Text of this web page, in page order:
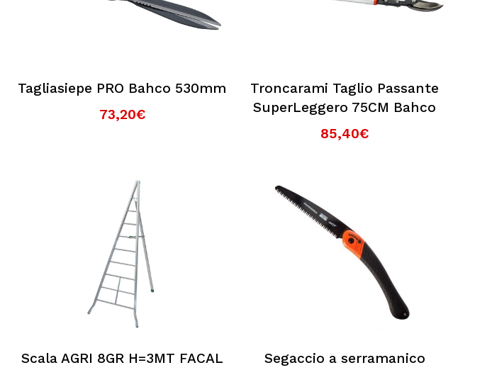
Tagliasiepe PRO Bahco 530mm
73,20€
Troncarami Taglio Passante
SuperLeggero 75CM Bahco
85,40€
Scala AGRI 8GR H=3MT FACAL
Segaccio a serramanico